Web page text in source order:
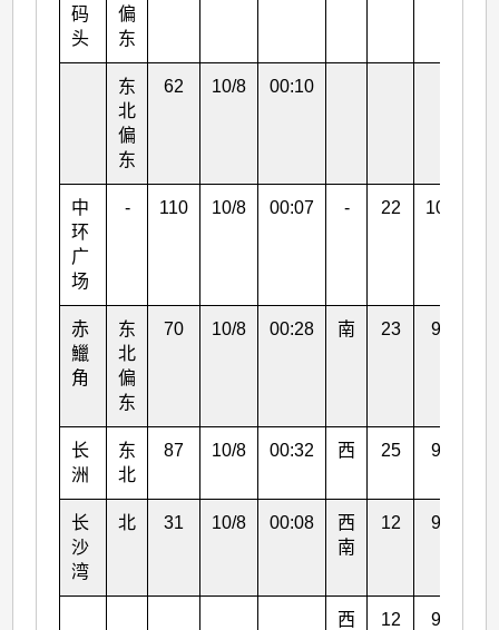
码
头
偏
东
东
北
偏
东
62 10/8 00:10
中
环
广
场
- 110 10/8 00:07 - 22 10/8
赤
鱲
角
东
北
偏
东
70 10/8 00:28 南 23 9/8
长
洲
东
北
87 10/8 00:32 西 25 9/8
长
沙
湾
北 31 10/8 00:08
西
南
12 9/8
西
12 9/8